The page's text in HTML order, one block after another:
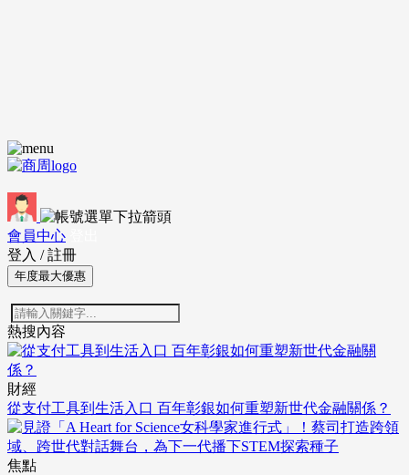
會員中心
登入 / 註冊
年度最大優惠
熱搜內容
財經
從支付工具到生活入口 百年彰銀如何重塑新世代金融關係？
焦點